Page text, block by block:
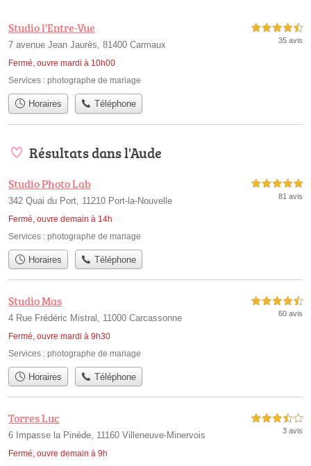
Studio l'Entre-Vue
7 avenue Jean Jaurès, 81400 Carmaux
Fermé, ouvre mardi à 10h00
4,5 étoiles sur 5
35 avis
Services : photographe de mariage
Horaires Téléphone
Résultats dans l'Aude
Studio Photo Lab
342 Quai du Port, 11210 Port-la-Nouvelle
Fermé, ouvre demain à 14h
5,0 étoiles sur 5
81 avis
Services : photographe de mariage
Horaires Téléphone
Studio Mas
4 Rue Frédéric Mistral, 11000 Carcassonne
Fermé, ouvre mardi à 9h30
4,5 étoiles sur 5
60 avis
Services : photographe de mariage
Horaires Téléphone
Torres Luc
6 Impasse la Pinède, 11160 Villeneuve-Minervois
Fermé, ouvre demain à 9h
3,5 étoiles sur 5
3 avis